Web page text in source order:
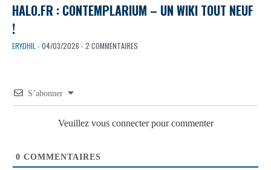
HALO.FR : CONTEMPLARIUM – UN WIKI TOUT NEUF
!
ERYDHIL - 04/03/2026 - 2 COMMENTAIRES
S’abonner
Veuillez vous connecter pour commenter
0 COMMENTAIRES